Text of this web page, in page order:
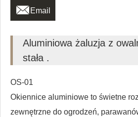
 Email
Aluminiowa żaluzja z
stała .
OS-01
Okiennice aluminiowe to świetne
zewnętrzne do ogrodzeń,